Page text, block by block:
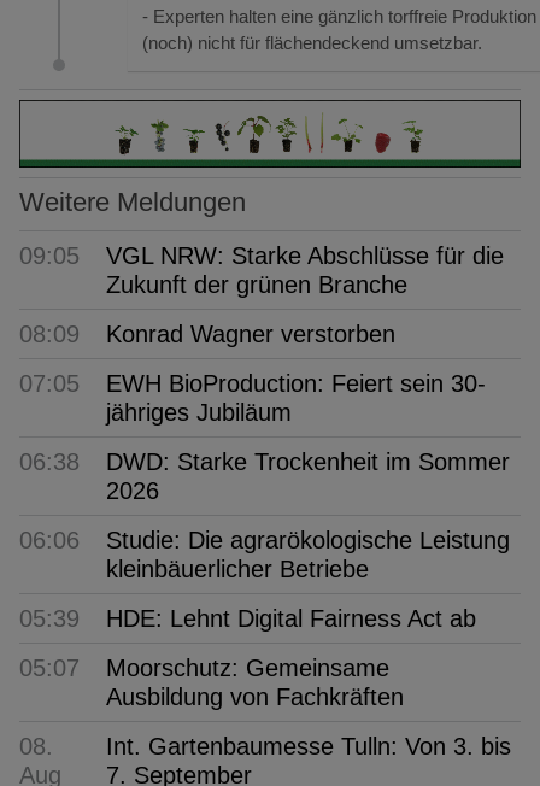
- Experten halten eine gänzlich torffreie Produktion
(noch) nicht für flächendeckend umsetzbar.
Weitere Meldungen
09:05
VGL NRW: Starke Abschlüsse für die
Zukunft der grünen Branche
08:09
Konrad Wagner verstorben
07:05
EWH BioProduction: Feiert sein 30-
jähriges Jubiläum
06:38
DWD: Starke Trockenheit im Sommer
2026
06:06
Studie: Die agrarökologische Leistung
kleinbäuerlicher Betriebe
05:39
HDE: Lehnt Digital Fairness Act ab
05:07
Moorschutz: Gemeinsame
Ausbildung von Fachkräften
08.
Aug
Int. Gartenbaumesse Tulln: Von 3. bis
7. September